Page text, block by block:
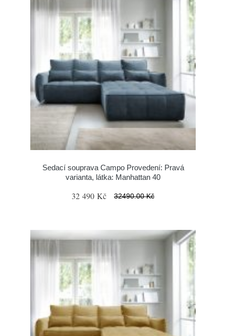
Sedací souprava Campo Provedení: Pravá
varianta, látka: Manhattan 40
32 490 Kč 32490.00 Kč